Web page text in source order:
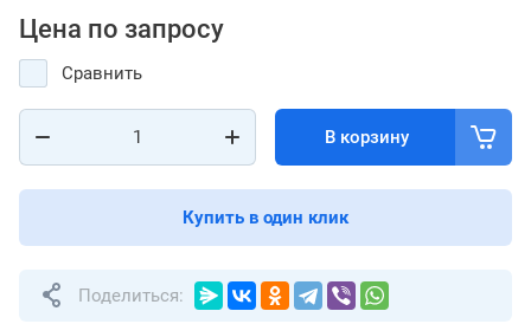
Цена по запросу
Сравнить
В корзину
Купить в один клик
Поделиться: